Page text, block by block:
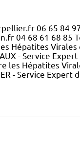
06 65 84
04 68 61 68 85
Hépatites Virales
- Service
les Hépatites
- Service